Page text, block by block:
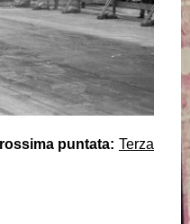
puntata: Terza